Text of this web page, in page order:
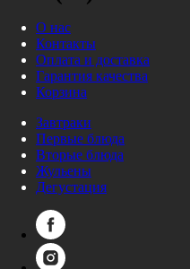
О нас
Контакты
Оплата и доставка
Гарантия качества
Корзина
Завтраки
Первые блюда
Вторые блюда
Жульены
Дегустация